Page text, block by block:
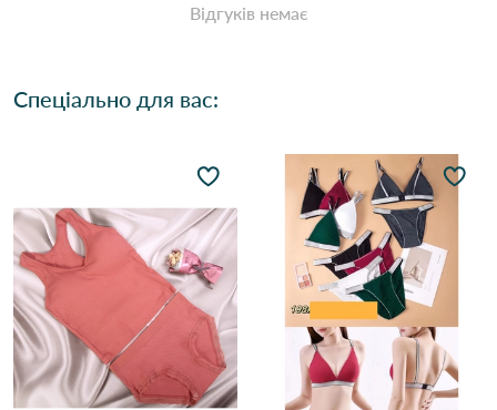
Відгуків немає
Спеціально для вас: